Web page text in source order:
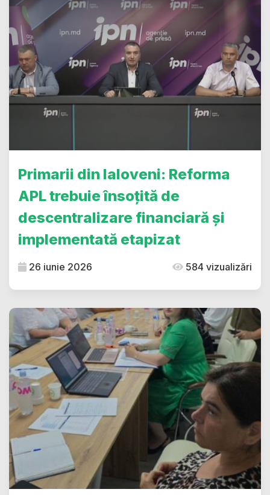
Primarii din Ialoveni: Reforma
APL trebuie însoțită de
descentralizare financiară și
implementată etapizat
26 iunie 2026 584 vizualizări